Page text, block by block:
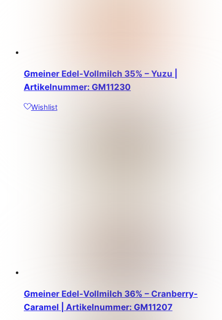
Gmeiner Edel-Vollmilch 35% – Yuzu |
Artikelnummer: GM11230
Wishlist
Gmeiner Edel-Vollmilch 36% – Cranberry-
Caramel | Artikelnummer: GM11207